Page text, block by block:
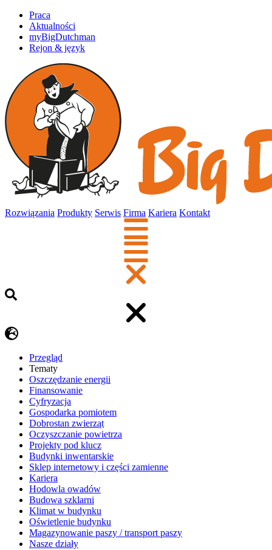
Praca
Aktualności
myBigDutchman
Rejon & język
Rozwiązania Produkty Serwis Firma Kariera Kontakt
Przegląd
Tematy
​Oszczędzanie energii
Finansowanie
Cyfryzacja
Gospodarka pomiotem
Dobrostan zwierząt
Oczyszczanie powietrza
Projekty pod klucz
Budynki inwentarskie
Sklep internetowy i części zamienne
Kariera
Hodowla owadów
Budowa szklarni
Klimat w budynku
Oświetlenie budynku
Magazynowanie paszy / transport paszy
Nasze działy